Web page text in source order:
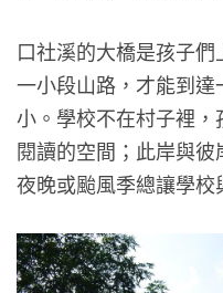
口社溪的大橋是孩子
一小段山路，才能到
小。學校不在村子裡，
閱讀的空間；此岸與
夜晚或颱風季總讓學校